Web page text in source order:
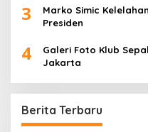
3
Marko Simic
Presiden
4
Galeri Foto Klub
Jakarta
Berita Terbaru